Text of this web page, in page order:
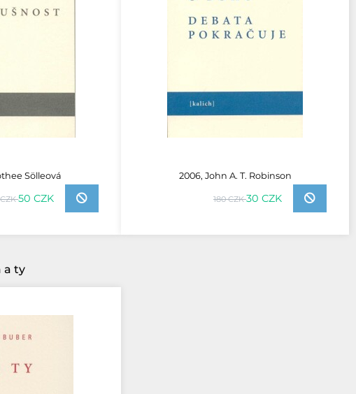
Sölleová
CZK50 CZK
2006, John A. T. Robinson
180 CZK30 CZK
a ty